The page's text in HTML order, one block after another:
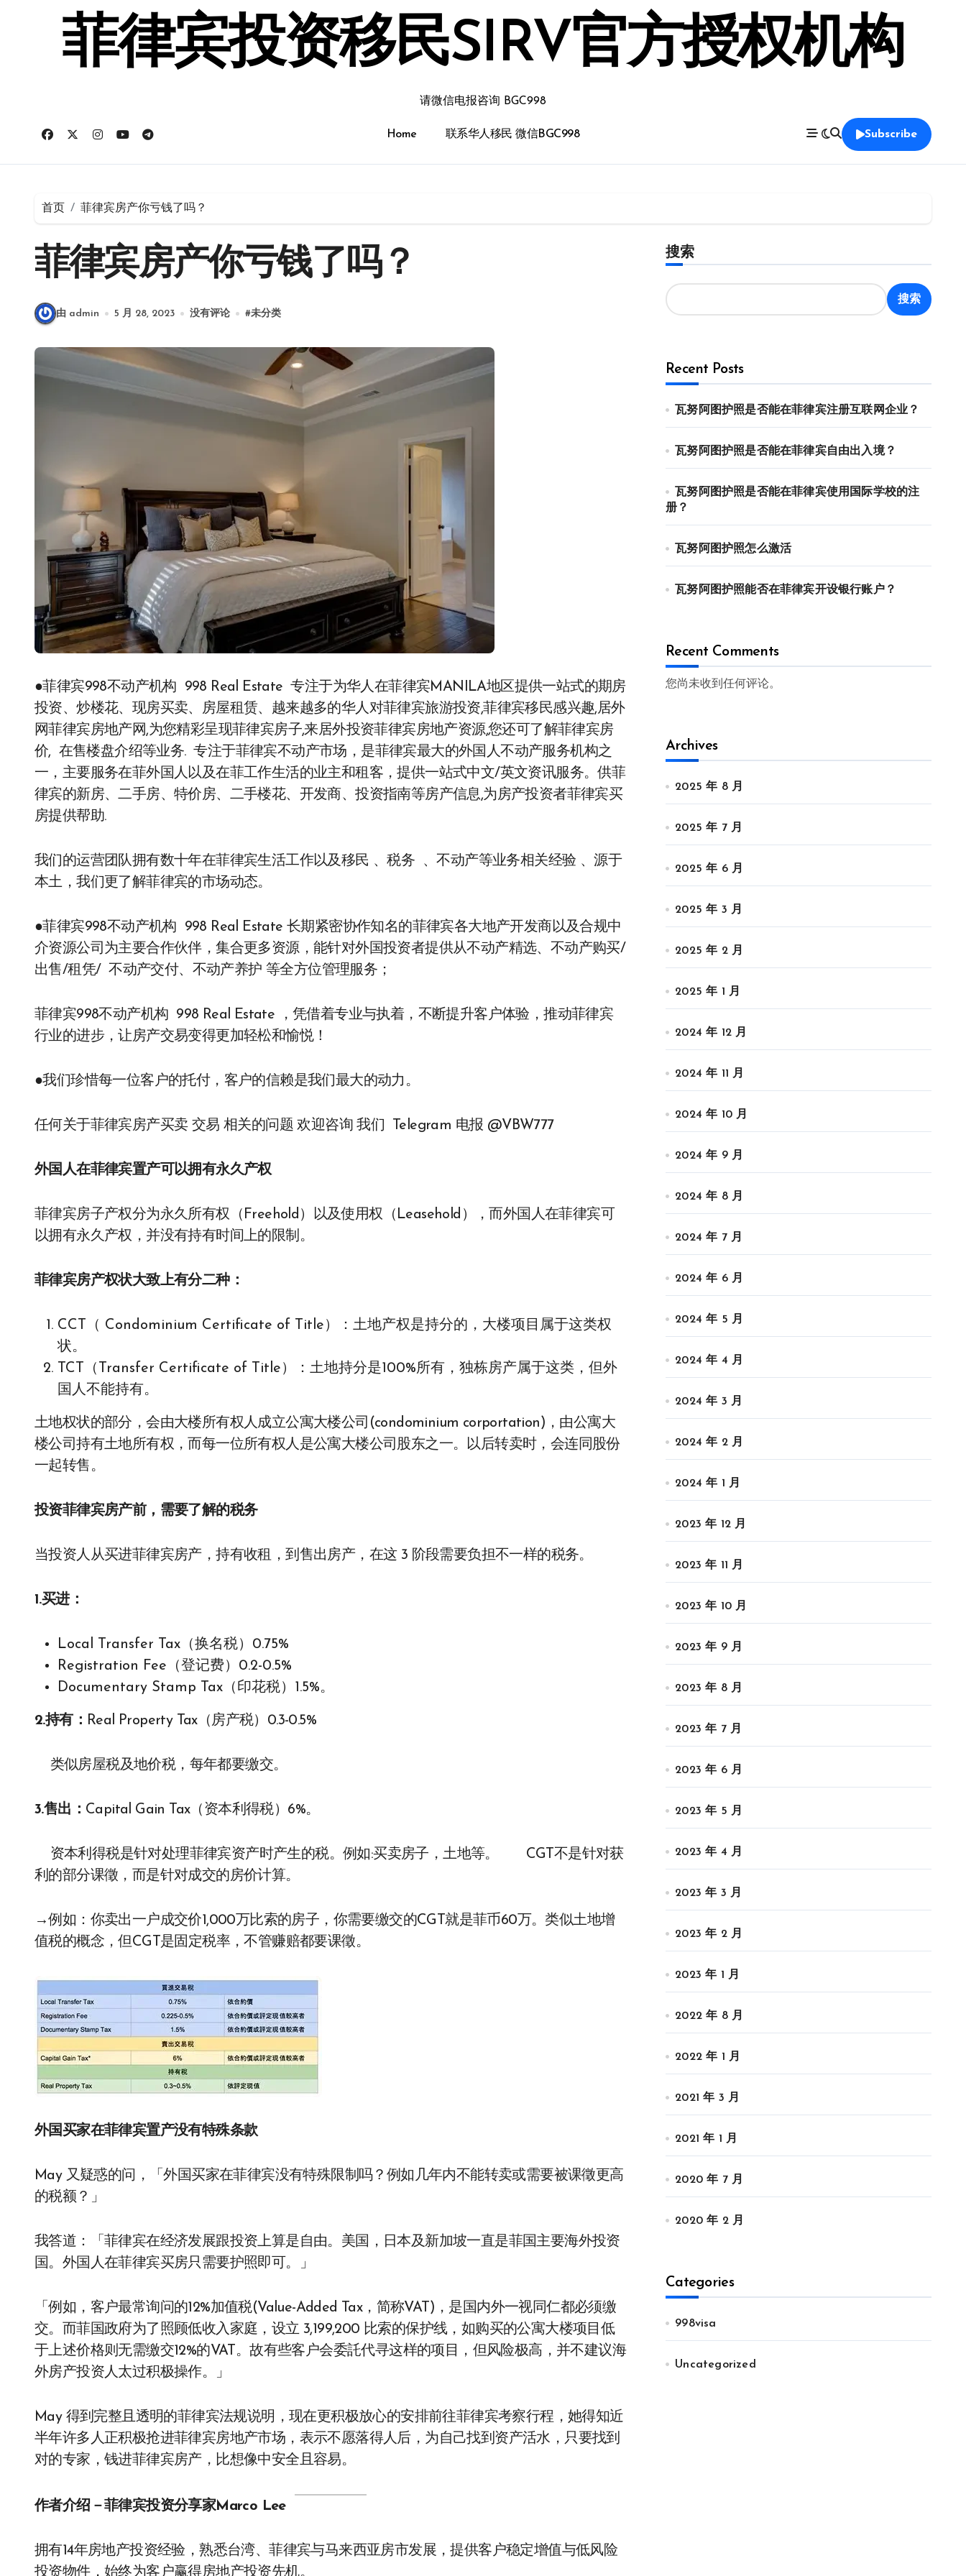
菲律宾投资移民SIRV官方授权机构
请微信电报咨询 BGC998
Home 联系华人移民 微信BGC998 Subscribe
首页 菲律宾房产你亏钱了吗？
菲律宾房产你亏钱了吗？
由 admin 5 月 28, 2023 没有评论 #未分类
●菲律宾998不动产机构 998 Real Estate 专注于为华人在菲律宾MANILA地区提供一站式的期房
投资、炒楼花、现房买卖、房屋租赁、越来越多的华人对菲律宾旅游投资,菲律宾移民感兴趣,居外
网菲律宾房地产网,为您精彩呈现菲律宾房子,来居外投资菲律宾房地产资源,您还可了解菲律宾房
价, 在售楼盘介绍等业务. 专注于菲律宾不动产市场，是菲律宾最大的外国人不动产服务机构之
一，主要服务在菲外国人以及在菲工作生活的业主和租客，提供一站式中文/英文资讯服务。供菲
律宾的新房、二手房、特价房、二手楼花、开发商、投资指南等房产信息,为房产投资者菲律宾买
房提供帮助.
我们的运营团队拥有数十年在菲律宾生活工作以及移民 、税务 、不动产等业务相关经验 、源于
本土，我们更了解菲律宾的市场动态。
●菲律宾998不动产机构 998 Real Estate 长期紧密协作知名的菲律宾各大地产开发商以及合规中
介资源公司为主要合作伙伴，集合更多资源，能针对外国投资者提供从不动产精选、不动产购买/
出售/租凭/ 不动产交付、不动产养护 等全方位管理服务；
菲律宾998不动产机构 998 Real Estate ，凭借着专业与执着，不断提升客户体验，推动菲律宾
行业的进步，让房产交易变得更加轻松和愉悦！
●我们珍惜每一位客户的托付，客户的信赖是我们最大的动力。
任何关于菲律宾房产买卖 交易 相关的问题 欢迎咨询 我们 Telegram 电报 @VBW777
外国人在菲律宾置产可以拥有永久产权
菲律宾房子产权分为永久所有权（Freehold）以及使用权（Leasehold），而外国人在菲律宾可
以拥有永久产权，并没有持有时间上的限制。
菲律宾房产权状大致上有分二种：
CCT（ Condominium Certificate of Title）：土地产权是持分的，大楼项目属于这类权
状。
TCT（Transfer Certificate of Title）：土地持分是100%所有，独栋房产属于这类，但外
国人不能持有。
土地权状的部分，会由大楼所有权人成立公寓大楼公司(condominium corportation)，由公寓大
楼公司持有土地所有权，而每一位所有权人是公寓大楼公司股东之一。以后转卖时，会连同股份
一起转售。
投资菲律宾房产前，需要了解的税务
当投资人从买进菲律宾房产，持有收租，到售出房产，在这 3 阶段需要负担不一样的税务。
1.买进：
Local Transfer Tax（换名税）0.75%
Registration Fee（登记费）0.2-0.5%
Documentary Stamp Tax（印花税）1.5%。
2.持有： Real Property Tax（房产税）0.3-0.5%
类似房屋税及地价税，每年都要缴交。
3.售出： Capital Gain Tax（资本利得税）6%。
资本利得税是针对处理菲律宾资产时产生的税。例如:买卖房子，土地等。 CGT不是针对获
利的部分课徵，而是针对成交的房价计算。
→例如：你卖出一户成交价1,000万比索的房子，你需要缴交的CGT就是菲币60万。类似土地增
值税的概念，但CGT是固定税率，不管赚赔都要课徵。
外国买家在菲律宾置产没有特殊条款
May 又疑惑的问，「外国买家在菲律宾没有特殊限制吗？例如几年内不能转卖或需要被课徵更高
的税额？」
我答道：「菲律宾在经济发展跟投资上算是自由。美国，日本及新加坡一直是菲国主要海外投资
国。外国人在菲律宾买房只需要护照即可。」
「例如，客户最常询问的12%加值税(Value-Added Tax，简称VAT)，是国内外一视同仁都必须缴
交。而菲国政府为了照顾低收入家庭，设立 3,199,200 比索的保护线，如购买的公寓大楼项目低
于上述价格则无需缴交12%的VAT。故有些客户会委託代寻这样的项目，但风险极高，并不建议海
外房产投资人太过积极操作。」
May 得到完整且透明的菲律宾法规说明，现在更积极放心的安排前往菲律宾考察行程，她得知近
半年许多人正积极抢进菲律宾房地产市场，表示不愿落得人后，为自己找到资产活水，只要找到
对的专家，钱进菲律宾房产，比想像中安全且容易。
作者介绍－菲律宾投资分享家Marco Lee
拥有14年房地产投资经验，熟悉台湾、菲律宾与马来西亚房市发展，提供客户稳定增值与低风险
投资物件，始终为客户赢得房地产投资先机。
搜索
搜索
Recent Posts
瓦努阿图护照是否能在菲律宾注册互联网企业？
瓦努阿图护照是否能在菲律宾自由出入境？
瓦努阿图护照是否能在菲律宾使用国际学校的注
册？
瓦努阿图护照怎么激活
瓦努阿图护照能否在菲律宾开设银行账户？
Recent Comments
您尚未收到任何评论。
Archives
2025 年 8 月
2025 年 7 月
2025 年 6 月
2025 年 3 月
2025 年 2 月
2025 年 1 月
2024 年 12 月
2024 年 11 月
2024 年 10 月
2024 年 9 月
2024 年 8 月
2024 年 7 月
2024 年 6 月
2024 年 5 月
2024 年 4 月
2024 年 3 月
2024 年 2 月
2024 年 1 月
2023 年 12 月
2023 年 11 月
2023 年 10 月
2023 年 9 月
2023 年 8 月
2023 年 7 月
2023 年 6 月
2023 年 5 月
2023 年 4 月
2023 年 3 月
2023 年 2 月
2023 年 1 月
2022 年 8 月
2022 年 1 月
2021 年 3 月
2021 年 1 月
2020 年 7 月
2020 年 2 月
Categories
998visa
Uncategorized